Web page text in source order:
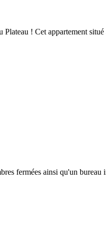
! Cet appartement
fermées ainsi qu'un